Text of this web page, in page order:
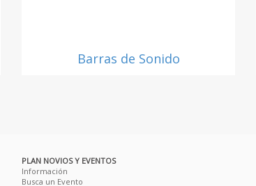
Barras de Sonido
PLAN NOVIOS Y EVENTOS
Información
Busca un Evento